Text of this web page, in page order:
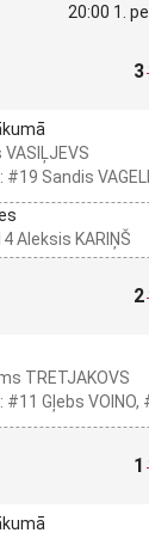
20:00 1.
3
#19 Sandis
Aleksis KARIŅŠ
2
TRETJAKOVS
#11 Gļebs VOINO,
1